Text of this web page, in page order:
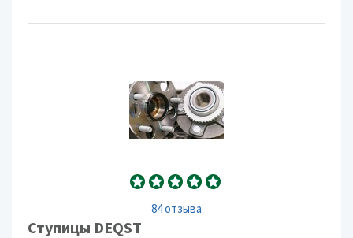
84 отзыва
Ступицы DEQST